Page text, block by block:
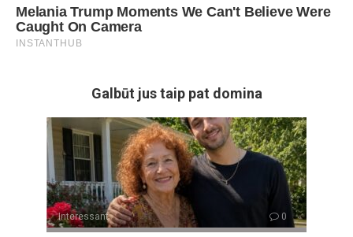
Galbūt jus taip pat domina
Interessant 0